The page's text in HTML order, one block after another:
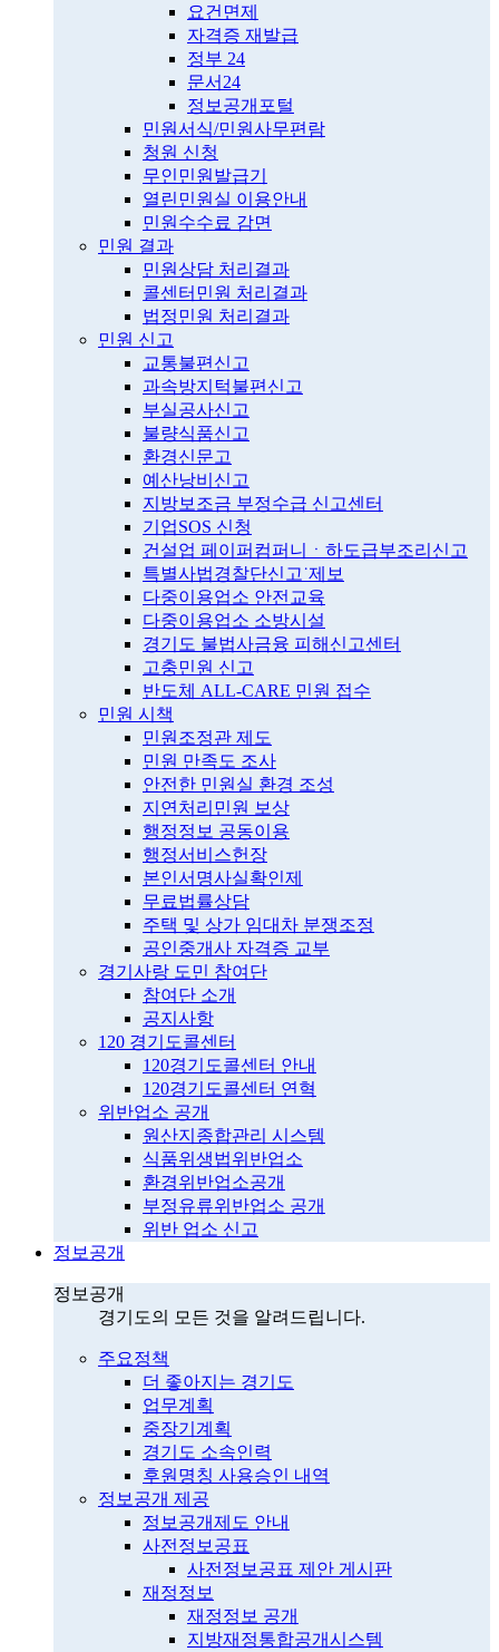
요건면제
자격증 재발급
정부 24
문서24
정보공개포털
민원서식/민원사무편람
청원 신청
무인민원발급기
열린민원실 이용안내
민원수수료 감면
민원 결과
민원상담 처리결과
콜센터민원 처리결과
법정민원 처리결과
민원 신고
교통불편신고
과속방지턱불편신고
부실공사신고
불량식품신고
환경신문고
예산낭비신고
지방보조금 부정수급 신고센터
기업SOS 신청
건설업 페이퍼컴퍼니ㆍ하도급부조리신고
특별사법경찰단신고˙제보
다중이용업소 안전교육
다중이용업소 소방시설
경기도 불법사금융 피해신고센터
고충민원 신고
반도체 ALL-CARE 민원 접수
민원 시책
민원조정관 제도
민원 만족도 조사
안전한 민원실 환경 조성
지연처리민원 보상
행정정보 공동이용
행정서비스헌장
본인서명사실확인제
무료법률상담
주택 및 상가 임대차 분쟁조정
공인중개사 자격증 교부
경기사랑 도민 참여단
참여단 소개
공지사항
120 경기도콜센터
120경기도콜센터 안내
120경기도콜센터 연혁
위반업소 공개
원산지종합관리 시스템
식품위생법위반업소
환경위반업소공개
부정유류위반업소 공개
위반 업소 신고
정보공개
정보공개
경기도의 모든 것을 알려드립니다.
주요정책
더 좋아지는 경기도
업무계획
중장기계획
경기도 소속인력
후원명칭 사용승인 내역
정보공개 제공
정보공개제도 안내
사전정보공표
사전정보공표 제안 게시판
재정정보
재정정보 공개
지방재정통합공개시스템